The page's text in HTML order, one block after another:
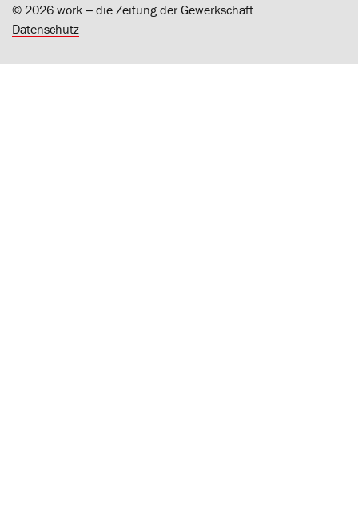
© 2026 work ‒ die Zeitung der Gewerkschaft
Datenschutz